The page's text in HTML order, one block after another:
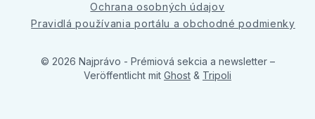
Ochrana osobných údajov
Pravidlá používania portálu a obchodné podmienky
© 2026 Najprávo - Prémiová sekcia a newsletter –
Veröffentlicht mit Ghost & Tripoli